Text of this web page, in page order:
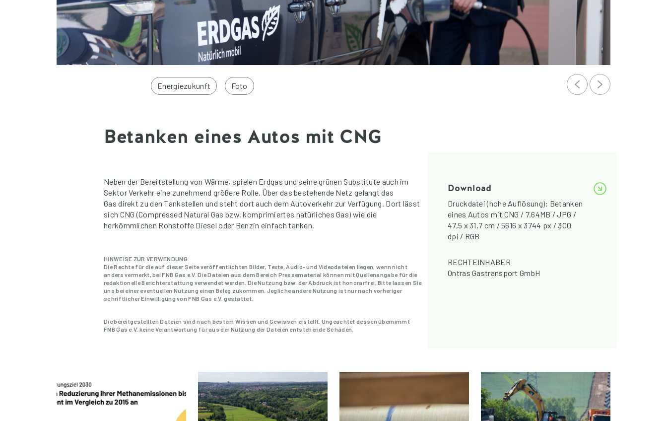
Energiezukunft Foto
Betanken eines Autos mit CNG
Neben der Bereitstellung von Wärme, spielen Erdgas und seine grünen Substitute auch im
Sektor Verkehr eine zunehmend größere Rolle. Über das bestehende Netz gelangt das
Gas direkt zu den Tankstellen und steht dort auch dem Autoverkehr zur Verfügung. Dort lässt
sich CNG (Compressed Natural Gas bzw. komprimiertes natürliches Gas) wie die
herkömmlichen Rohstoffe Diesel oder Benzin einfach tanken.
HINWEISE ZUR VERWENDUNG
Die Rechte für die auf dieser Seite veröffentlichten Bilder, Texte, Audio- und Videodateien liegen, wenn nicht
anders vermerkt, bei FNB Gas e.V. Die Dateien aus dem Bereich Pressematerial können mit Quellenangabe für die
redaktionelle Berichterstattung verwendet werden. Die Nutzung bzw. der Abdruck ist honorarfrei. Bitte lassen Sie
uns bei einer eventuellen Nutzung einen Beleg zukommen. Jegliche andere Nutzung ist nur nach vorheriger
schriftlicher Einwilligung von FNB Gas e.V. gestattet.
Die bereitgestellten Dateien sind nach bestem Wissen und Gewissen erstellt. Ungeachtet dessen übernimmt
FNB Gas e.V. keine Verantwortung für aus der Nutzung der Dateien entstehende Schäden.
Download
Druckdatei (hohe Auflösung): Betanken
eines Autos mit CNG / 7.64MB / JPG /
47,5 x 31,7 cm / 5616 x 3744 px / 300
dpi / RGB
RECHTEINHABER
Ontras Gastransport GmbH